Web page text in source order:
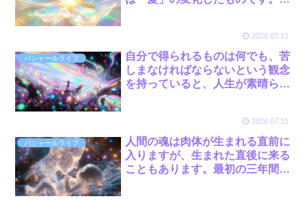
2026.07.11
バシャールライフ
自分で得られるものは何でも、苦
しまなければならないという観念
を持っていると、人生が素晴らし
てしまいます。 by バシャール
2026.07.11
バシャールライフ
人間の魂は肉体が生まれる直前に
入りますが、生まれた直後に来る
こともあります。最初の三年間は